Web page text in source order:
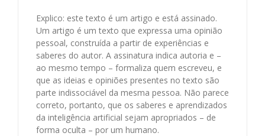
Explico: este texto é um artigo e está assinado.
Um artigo é um texto que expressa uma opinião
pessoal, construída a partir de experiências e
saberes do autor. A assinatura indica autoria e –
ao mesmo tempo – formaliza quem escreveu, e
que as ideias e opiniões presentes no texto são
parte indissociável da mesma pessoa. Não parece
correto, portanto, que os saberes e aprendizados
da inteligência artificial sejam apropriados – de
forma oculta – por um humano.